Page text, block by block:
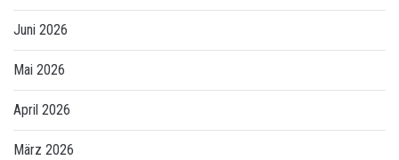
Juni 2026
Mai 2026
April 2026
März 2026